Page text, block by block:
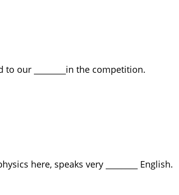
our ________in the competition.
here, speaks very ________ English.